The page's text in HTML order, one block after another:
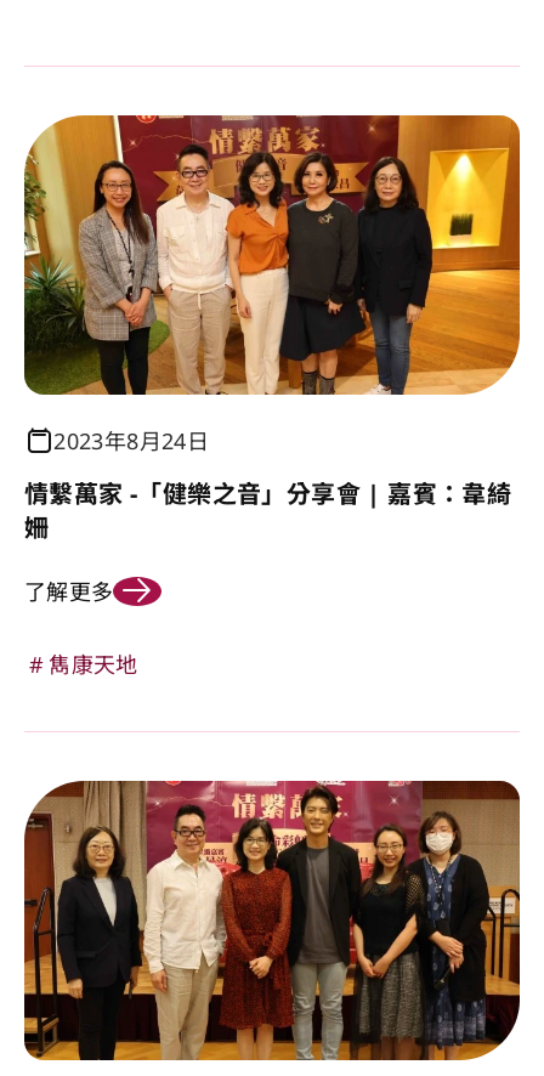
2023年8月24日
情繫萬家 -「健樂之音」分享會 | 嘉賓：韋綺
姍
了解更多
雋康天地